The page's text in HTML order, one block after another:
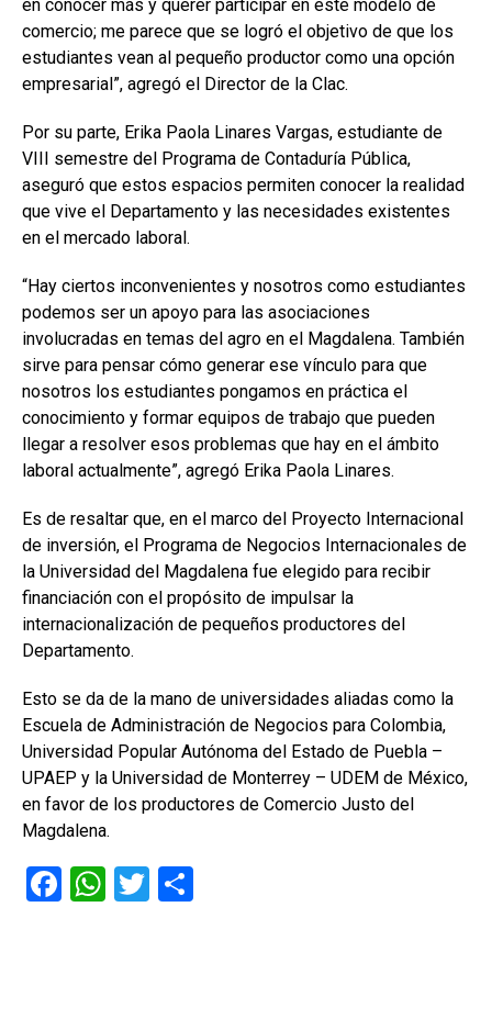
en conocer más y querer participar en este modelo de
comercio; me parece que se logró el objetivo de que los
estudiantes vean al pequeño productor como una opción
empresarial”, agregó el Director de la Clac.
Por su parte, Erika Paola Linares Vargas, estudiante de
VIII semestre del Programa de Contaduría Pública,
aseguró que estos espacios permiten conocer la realidad
que vive el Departamento y las necesidades existentes
en el mercado laboral.
“Hay ciertos inconvenientes y nosotros como estudiantes
podemos ser un apoyo para las asociaciones
involucradas en temas del agro en el Magdalena. También
sirve para pensar cómo generar ese vínculo para que
nosotros los estudiantes pongamos en práctica el
conocimiento y formar equipos de trabajo que pueden
llegar a resolver esos problemas que hay en el ámbito
laboral actualmente”, agregó Erika Paola Linares.
Es de resaltar que, en el marco del Proyecto Internacional
de inversión, el Programa de Negocios Internacionales de
la Universidad del Magdalena fue elegido para recibir
financiación con el propósito de impulsar la
internacionalización de pequeños productores del
Departamento.
Esto se da de la mano de universidades aliadas como la
Escuela de Administración de Negocios para Colombia,
Universidad Popular Autónoma del Estado de Puebla –
UPAEP y la Universidad de Monterrey – UDEM de México,
en favor de los productores de Comercio Justo del
Magdalena.
F
W T